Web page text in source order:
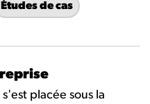
Études de cas
placée sous la